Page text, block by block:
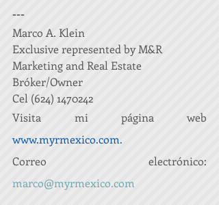
---
Marco A. Klein
Exclusive represented by M&R
Marketing and Real Estate
Bróker/Owner
Cel (624) 1470242
www.myrmexico.com.
marco@myrmexico.com